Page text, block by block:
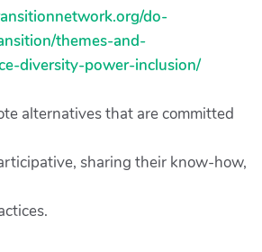
do-
themes-and-
diversity-power-inclusion/
alternatives that are committed
sharing their know-how,